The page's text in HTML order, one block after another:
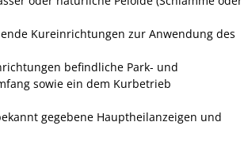
Kureinrichtungen zur Anwendung des
befindliche Park- und
sowie ein dem Kurbetrieb
gegebene Hauptheilanzeigen und